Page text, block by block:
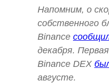
Напомним, о
собственного
Binance
декабря.
Binance DEX
августе.